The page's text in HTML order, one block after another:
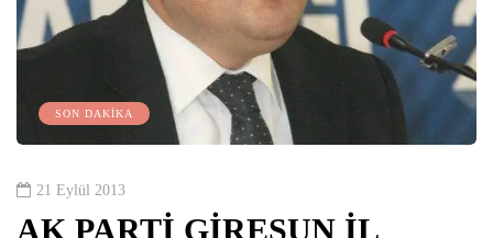
SON DAKİKA
21 Eylül 2013
AK PARTİ GİRESUN İL